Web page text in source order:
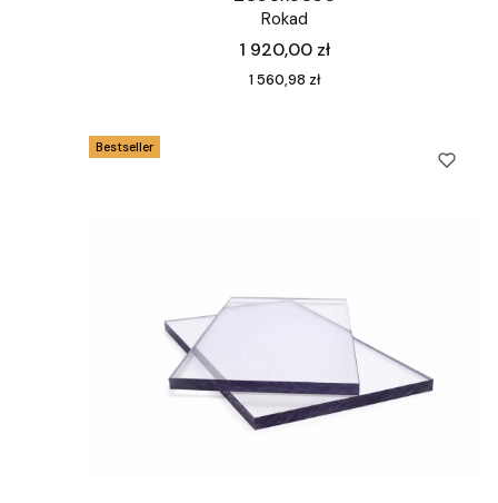
Rokad
Cena
1 920,00 zł
Cena
1 560,98 zł
Bestseller